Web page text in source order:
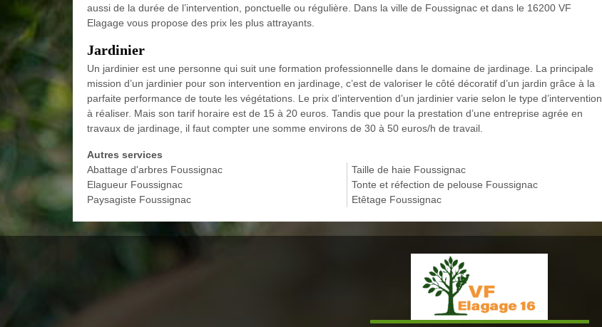
aussi de la durée de l’intervention, ponctuelle ou régulière. Dans la ville de Foussignac et dans le 16200 VF
Elagage vous propose des prix les plus attrayants.
Jardinier
Un jardinier est une personne qui suit une formation professionnelle dans le domaine de jardinage. La principale
mission d’un jardinier pour son intervention en jardinage, c’est de valoriser le côté décoratif d’un jardin grâce à la
parfaite performance de toute les végétations. Le prix d’intervention d’un jardinier varie selon le type d’intervention
à réaliser. Mais son tarif horaire est de 15 à 20 euros. Tandis que pour la prestation d’une entreprise agrée en
travaux de jardinage, il faut compter une somme environs de 30 à 50 euros/h de travail.
Autres services
Abattage d'arbres Foussignac
Elagueur Foussignac
Paysagiste Foussignac
Taille de haie Foussignac
Tonte et réfection de pelouse Foussignac
Etêtage Foussignac